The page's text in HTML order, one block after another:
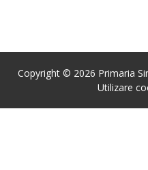
Copyright © 2026 Primaria
Utilizare